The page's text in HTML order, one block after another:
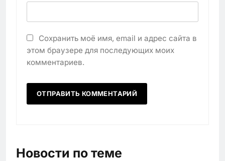
Сохранить моё имя, email и адрес сайта в
этом браузере для последующих моих
комментариев.
Новости по теме